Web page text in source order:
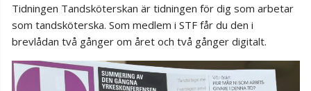
Tidningen Tandsköterskan är tidningen för dig som arbetar
som tandsköterska. Som medlem i STF får du den i
brevlådan två gånger om året och två gånger digitalt.